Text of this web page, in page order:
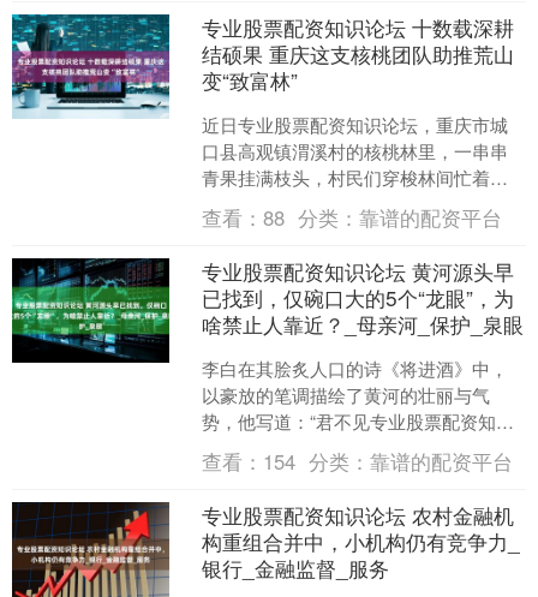
专业股票配资知识论坛 十数载深耕
结硕果 重庆这支核桃团队助推荒山
变“致富林”
近日专业股票配资知识论坛，重庆市城
口县高观镇渭溪村的核桃林里，一串串
青果挂满枝头，村民们穿梭林间忙着除
草、施肥。重庆市林科院核桃团队研究
员李秀珍蹲在一棵核桃树下....
查看：88 分类：靠谱的配资平台
专业股票配资知识论坛 黄河源头早
已找到，仅碗口大的5个“龙眼”，为
啥禁止人靠近？_母亲河_保护_泉眼
李白在其脍炙人口的诗《将进酒》中，
以豪放的笔调描绘了黄河的壮丽与气
势，他写道：“君不见专业股票配资知识
论坛，黄河之水天上来，奔流到海不复
回。”黄河，这条孕育了华....
查看： 154 分类：靠谱的配资平台
专业股票配资知识论坛 农村金融机
构重组合并中，小机构仍有竞争力_
银行_金融监督_服务